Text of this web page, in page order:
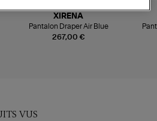
267,00 €
XIRENA
Pantalon Draper Air Blue
VUS